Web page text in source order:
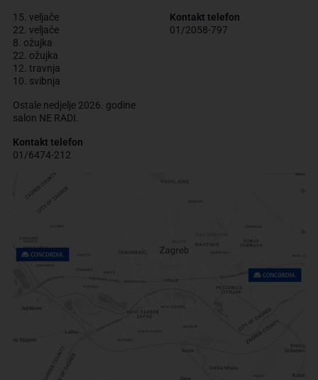
15. veljače
22. veljače
8. ožujka
22. ožujka
12. travnja
10. svibnja
Ostale nedjelje 2026. godine
salon NE RADI.
Kontakt telefon
01/6474-212
Kontakt telefon
01/2058-797